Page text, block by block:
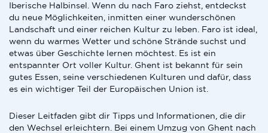
Iberische Halbinsel. Wenn du nach Faro ziehst, entdeckst
du neue Möglichkeiten, inmitten einer wunderschönen
Landschaft und einer reichen Kultur zu leben. Faro ist ideal,
wenn du warmes Wetter und schöne Strände suchst und
etwas über Geschichte lernen möchtest. Es ist ein
entspannter Ort voller Kultur. Ghent ist bekannt für sein
gutes Essen, seine verschiedenen Kulturen und dafür, dass
es ein wichtiger Teil der Europäischen Union ist.
Dieser Leitfaden gibt dir Tipps und Informationen, die dir
den Wechsel erleichtern. Bei einem Umzug von Ghent nach